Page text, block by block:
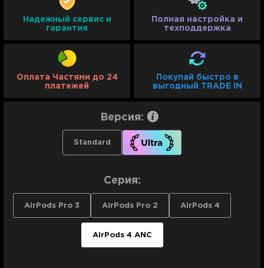
Надежный сервис и
гарантия
Полная настройка и
техподдержка
Оплата Частями до 24
платежей
Покупай быстро в
выгодный TRADE IN
Версия:
Standard
Серия:
AirPods Pro 3 AirPods Pro 2 AirPods 4
AirPods 4 ANC